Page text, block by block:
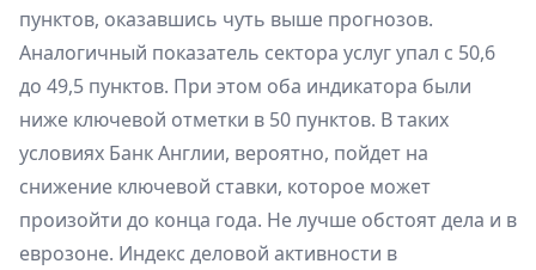
пунктов, оказавшись чуть выше прогнозов.
Аналогичный показатель сектора услуг упал с 50,6
до 49,5 пунктов. При этом оба индикатора были
ниже ключевой отметки в 50 пунктов. В таких
условиях Банк Англии, вероятно, пойдет на
снижение ключевой ставки, которое может
произойти до конца года. Не лучше обстоят дела и в
еврозоне. Индекс деловой активности в